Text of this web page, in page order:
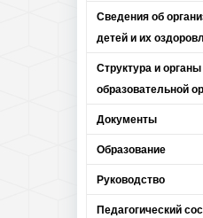
Сведения об
детей и их
Структура и
образовательной
Документы
Образование
Руководство
Педагогический